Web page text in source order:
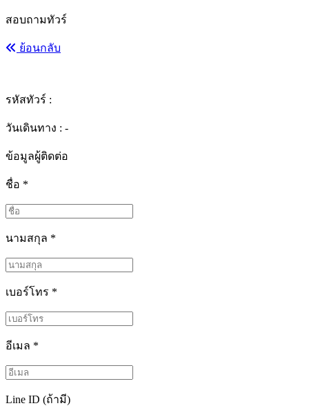
สอบถามทัวร์
ย้อนกลับ
รหัสทัวร์ :
วันเดินทาง : -
ข้อมูลผู้ติดต่อ
ชื่อ *
นามสกุล *
เบอร์โทร *
อีเมล *
Line ID (ถ้ามี)